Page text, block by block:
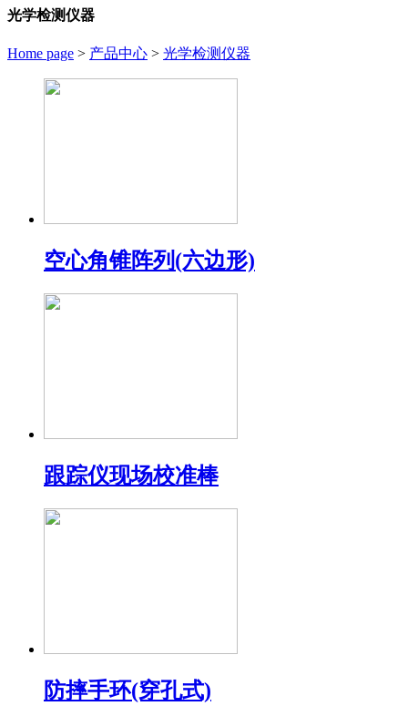
光学检测仪器
Home page > 产品中心 > 光学检测仪器
空心角锥阵列(六边形)
跟踪仪现场校准棒
防摔手环(穿孔式)